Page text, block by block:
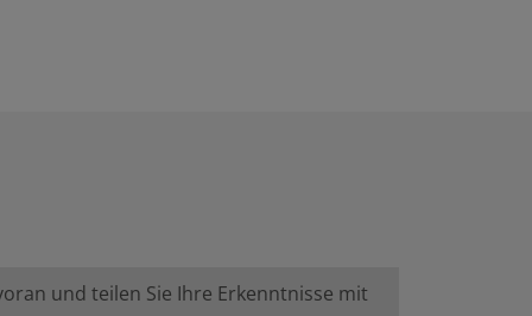
und teilen Sie Ihre Erkenntnisse mit